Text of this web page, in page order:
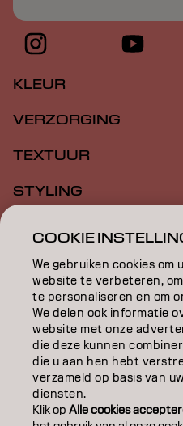
KLEUR
VERZORGING
TEXTUUR
STYLING
EDUCATION
OVER
SALONVINDER
WORD PARTNER
CONTACT
COOKIE
We gebruiken cookies om
website te verbeteren,
te personaliseren en om
We delen ook informatie
website met onze
die deze kunnen
die u aan hen hebt
verzameld op basis van
diensten.
Klik opAlle cookies